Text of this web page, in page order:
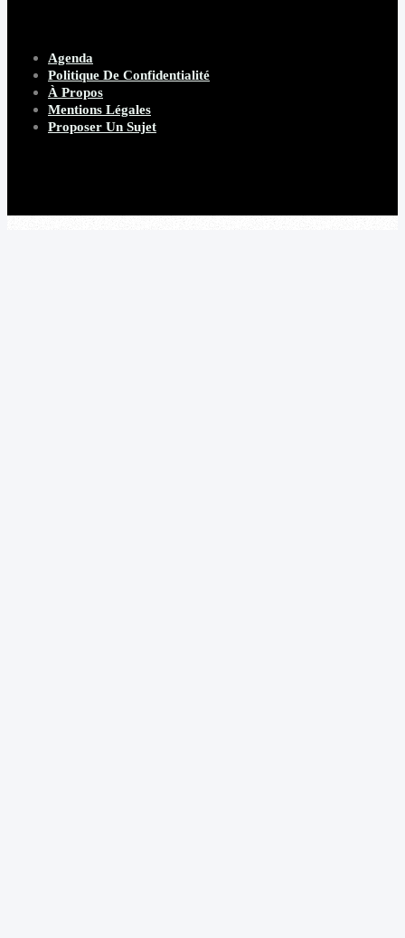
Agenda
Politique De Confidentialité
À Propos
Mentions Légales
Proposer Un Sujet